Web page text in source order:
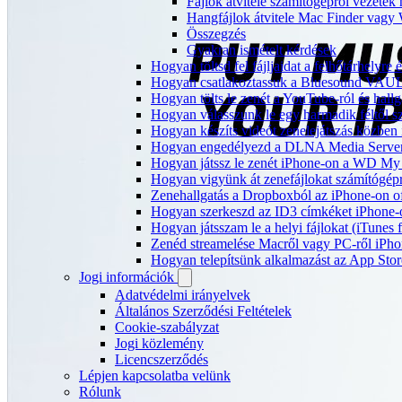
Hangfájlok átvitele Mac Finder vagy
Összegzés
Gyakran ismételt kérdések
Hogyan töltsd fel fájljaidat a felhőtárhelyre
Hogyan csatlakoztassuk a Bluesound
Hogyan tölts le zenét a YouTube-ról és
Hogyan válasszunk le egy harmadik féltől
Hogyan készíts videót zenelejátszás közben
Hogyan engedélyezd a DLNA Media
Hogyan játssz le zenét iPhone-on a WD
Hogyan vigyünk át zenefájlokat
Zenehallgatás a Dropboxból az iPhone-on
Hogyan szerkeszd az ID3 címkéket
Hogyan játsszam le a helyi fájlokat (iTunes
Zenéd streamelése Macről vagy PC-ről
Hogyan telepítsünk alkalmazást az App
Jogi információk
Adatvédelmi irányelvek
Általános Szerződési Feltételek
Cookie-szabályzat
Jogi közlemény
Licencszerződés
Lépjen kapcsolatba velünk
Rólunk